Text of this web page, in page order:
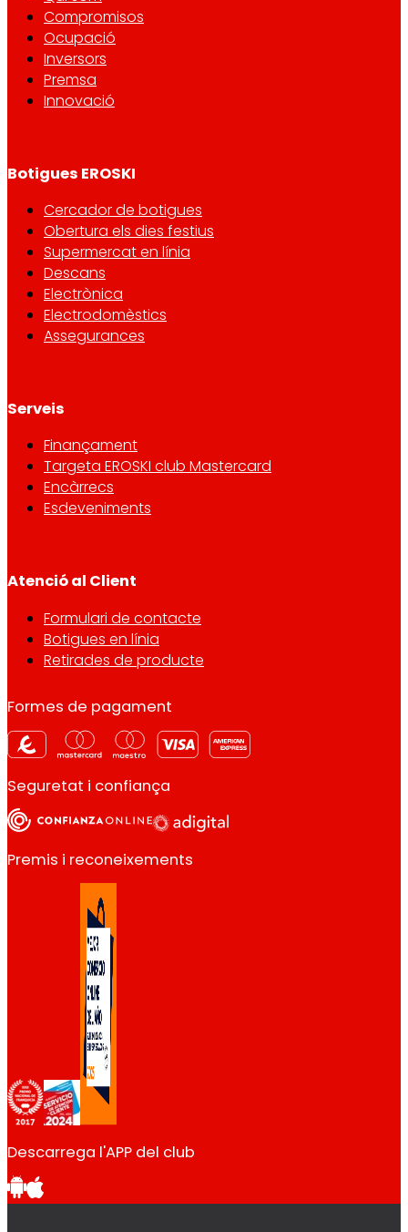
Compromisos
Ocupació
Inversors
Premsa
Innovació
Botigues EROSKI
Cercador de botigues
Obertura els dies festius
Supermercat en línia
Descans
Electrònica
Electrodomèstics
Assegurances
Serveis
Finançament
Targeta EROSKI club Mastercard
Encàrrecs
Esdeveniments
Atenció al Client
Formulari de contacte
Botigues en línia
Retirades de producte
Formes de pagament
Seguretat i confiança
Premis i reconeixements
Descarrega l'APP del club